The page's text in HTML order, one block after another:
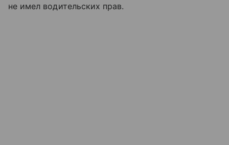
не имел водительских прав.